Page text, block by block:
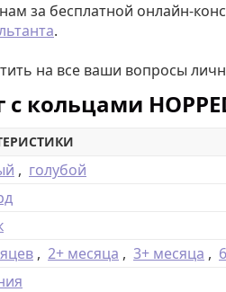
за бесплатной онлайн-
.
на все ваши вопросы
кольцами
, голубой
, 2+ месяца , 3+ месяца ,